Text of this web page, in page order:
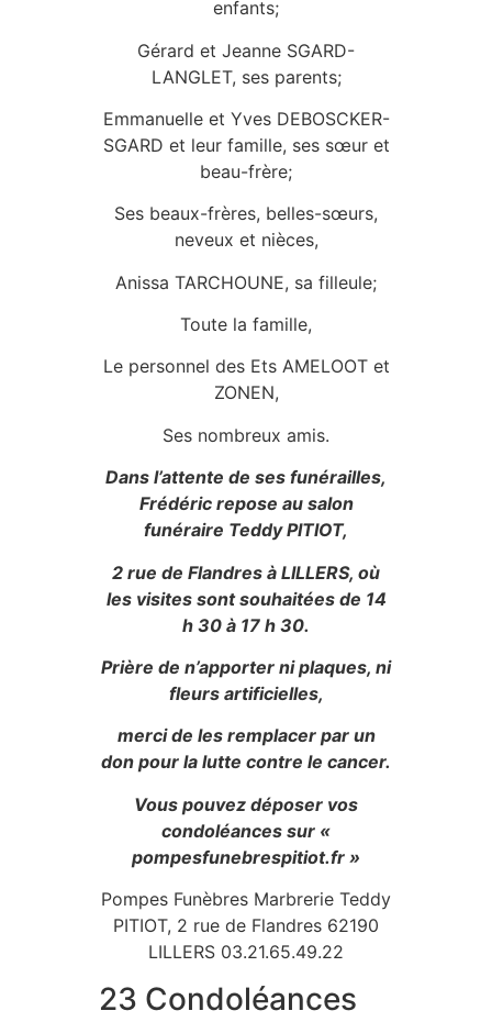
enfants;
Gérard et Jeanne SGARD-
LANGLET, ses parents;
Emmanuelle et Yves DEBOSCKER-
SGARD et leur famille, ses sœur et
beau-frère;
Ses beaux-frères, belles-sœurs,
neveux et nièces,
Anissa TARCHOUNE, sa filleule;
Toute la famille,
Le personnel des Ets AMELOOT et
ZONEN,
Ses nombreux amis.
Dans l’attente de ses funérailles,
Frédéric repose au salon
funéraire Teddy PITIOT,
2 rue de Flandres à LILLERS, où
les visites sont souhaitées de 14
h 30 à 17 h 30.
Prière de n’apporter ni plaques, ni
fleurs artificielles,
merci de les remplacer par un
don pour la lutte contre le cancer.
Vous pouvez déposer vos
condoléances sur «
pompesfunebrespitiot.fr »
Pompes Funèbres Marbrerie Teddy
PITIOT, 2 rue de Flandres 62190
LILLERS 03.21.65.49.22
23 Condoléances